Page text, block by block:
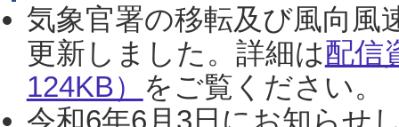
気象官署の移転及び風向風
更新しました。詳細は配信
124KB） をご覧ください。
令和6年6月3日にお知らせ